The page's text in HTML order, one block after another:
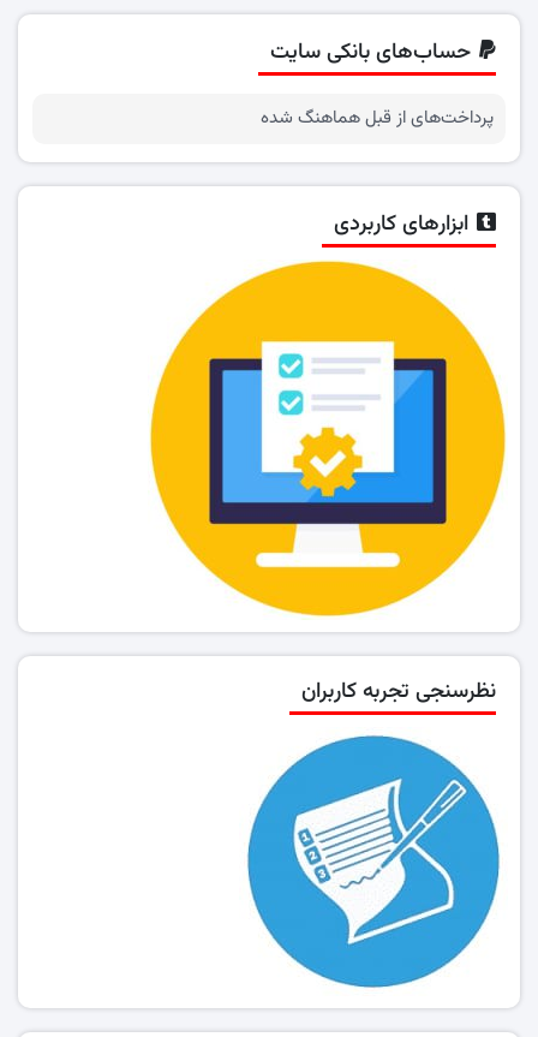
حساب‌های بانکی سایت
پرداخت‌های از قبل هماهنگ شده
ابزارهای کاربردی
نظرسنجی تجربه کاربران